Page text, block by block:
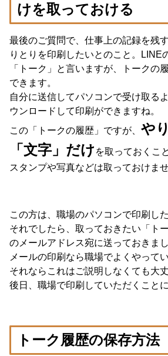
けを取っておける
最後のご質問で、仕事上の記録を残
りとりを印刷したいとのこと。LINE
「トーク」と言いますが、トークの
できます。
自分に送信してパソコンで受け取る
ウンロードして印刷ができますね。
この「トークの履歴」ですが、 や
「文字」だけ を取っておくこ
スタンプや写真などは取っておけませ
この方は、職場のパソコンで印刷し
それでしたら、取っておきたい「ト
のメールアドレス宛に送っておきまし
メールの印刷なら職場でよくやって
それならこれはご説明しなくても大丈
後日、職場で印刷していただくことに
トーク履歴の保存方法